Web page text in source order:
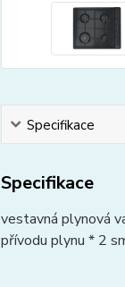
Specifikace
Specifikace
vestavná plynová
přívodu plynu * 2